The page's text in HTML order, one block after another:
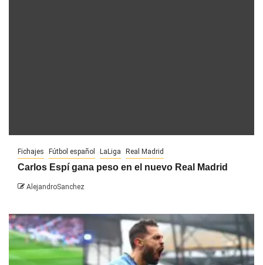
Fichajes Fútbol español LaLiga Real Madrid
Carlos Espí gana peso en el nuevo Real Madrid
AlejandroSanchez